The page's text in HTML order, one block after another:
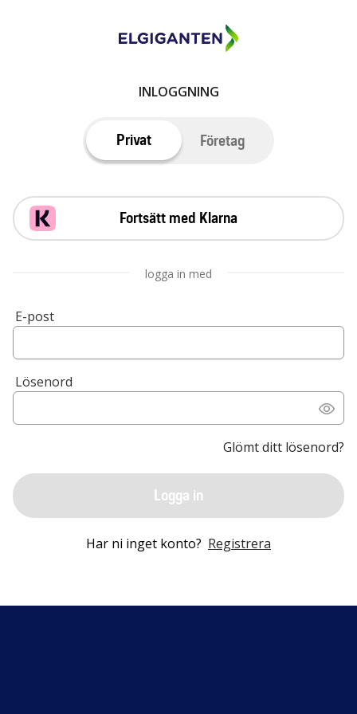
INLOGGNING
Privat Företag
Fortsätt med Klarna
logga in med
E-post
Lösenord
Glömt ditt lösenord?
Logga in
Har ni inget konto? Registrera